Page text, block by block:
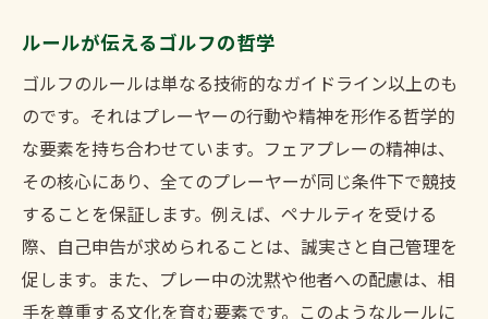
ルールが伝えるゴルフの哲学
ゴルフのルールは単なる技術的なガイドライン以上のも
のです。それはプレーヤーの行動や精神を形作る哲学的
な要素を持ち合わせています。フェアプレーの精神は、
その核心にあり、全てのプレーヤーが同じ条件下で競技
することを保証します。例えば、ペナルティを受ける
際、自己申告が求められることは、誠実さと自己管理を
促します。また、プレー中の沈黙や他者への配慮は、相